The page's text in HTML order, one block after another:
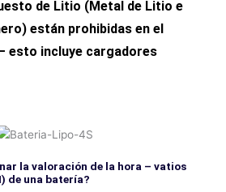
de Litio (Metal de Litio e
están prohibidas en el
esto incluye cargadores
la valoración de la hora – vatios
de una batería?